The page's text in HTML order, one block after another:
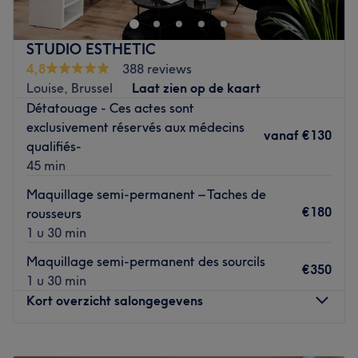
serez accueilli par Natali qui vous proposera une large
variété de prestations et de soins adaptés à vos besoins
réalisés avec des produits de qualité.
Transport public le plus proche
À seulement 2 minutes à pied de l'arrêt de bus Leman
desservi par la ligne 80.
L’équipe
Natali, une véritable experte en beauté, vous accueillera
chaleureusement dans son salon.
Nos coups de cœur :
L’atmosphère : chaleureuse et accueillante.
Les petits plus : Wi-Fi gratuit dans le salon et proximité
des transports en commun.
STUDIO ESTHETIC
4,8
388 reviews
Louise, Brussel
Laat zien op de kaart
Détatouage - Ces actes sont
exclusivement réservés aux médecins
qualifiés-
45 min
vanaf €130
Maquillage semi-permanent – Taches de
rousseurs
1 u 30 min
€180
Maquillage semi-permanent des sourcils
1 u 30 min
€350
Kort overzicht salongegevens